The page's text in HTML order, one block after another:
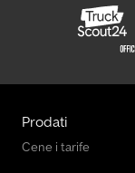
Prodati
Cene i tarife